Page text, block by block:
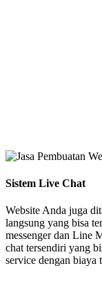
Sistem Live Chat
Website Anda juga
langsung yang bisa
messenger dan Line
chat tersendiri yang
service dengan biaya